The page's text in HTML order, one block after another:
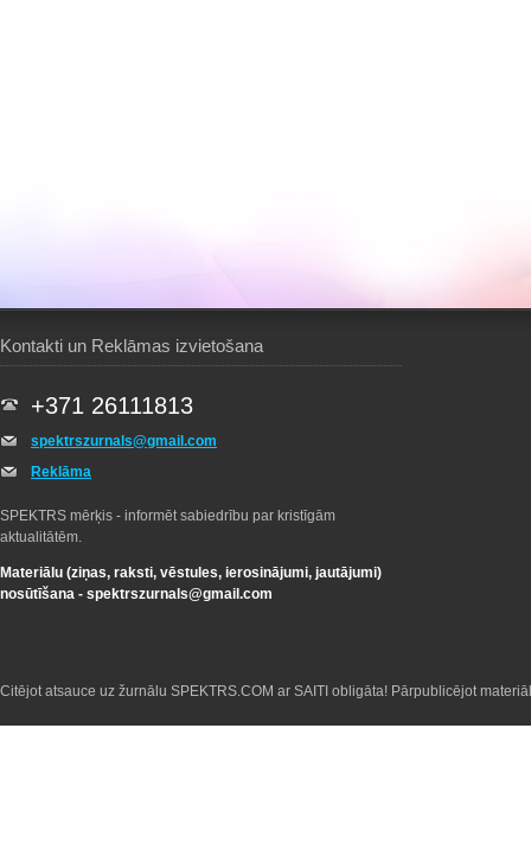
Kontakti un Reklāmas izvietošana
+371 26111813
spektrszurnals@gmail.com
Reklāma
SPEKTRS mērķis - informēt sabiedrību par kristīgām
aktualitātēm.
Materiālu (ziņas, raksti, vēstules, ierosinājumi, jautājumi)
nosūtīšana - spektrszurnals@gmail.com
Citējot atsauce uz žurnālu SPEKTRS.COM ar SAITI obligāta! Pārpublicējot